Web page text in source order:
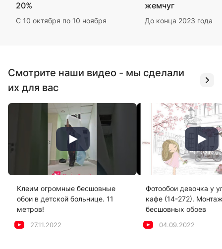
20%
С 10 октября по 10 ноября
жемчуг
До конца 2023 года
Смотрите наши видео - мы сделали
их для вас
Клеим огромные бесшовные
обои в детской больнице. 11
метров!
27.11.2022
Фотообои девочка у
кафе (14-272).
бесшовных обоев
04.09.2022